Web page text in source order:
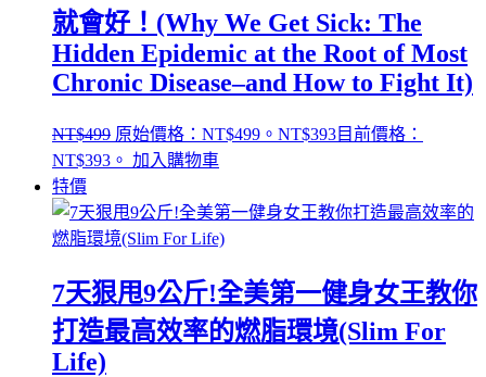
就會好！(Why We Get Sick: The
Hidden Epidemic at the Root of Most
Chronic Disease–and How to Fight It)
NT$499 原始價格：NT$499。 NT$393目前價格：
NT$393。 加入購物車
特價
7天狠甩9公斤!全美第一健身女王教你
打造最高效率的燃脂環境(Slim For
Life)